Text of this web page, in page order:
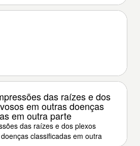
das raízes e dos
em outras doenças
em outra parte
das raízes e dos plexos
classificadas em outra